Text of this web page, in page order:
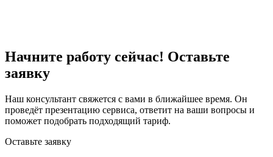
Начните работу сейчас! Оставьте
заявку
Наш консультант свяжется с вами в ближайшее время. Он
проведёт презентацию сервиса, ответит на ваши вопросы и
поможет подобрать подходящий тариф.
Оставьте заявку